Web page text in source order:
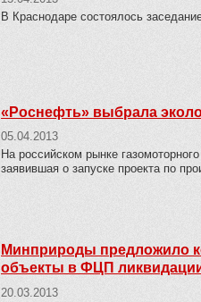
В Краснодаре состоялось
«Роснефть» выбрала
05.04.2013
На российском рынке
заявившая о запуске проекта по
Минприроды предложило
объекты в ФЦП
20.03.2013